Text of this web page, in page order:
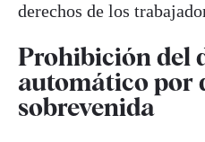
derechos de los
Prohibición del
automático por
sobrevenida